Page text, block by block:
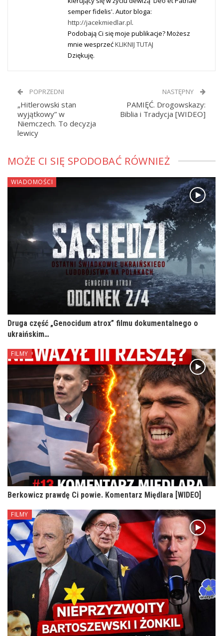
semper fidelis'. Autor bloga:
http://jacekmiedlar.pl.
Podobają Ci się moje publikacje? Możesz
mnie wesprzećKLIKNIJ TUTAJ
Dziękuję.
POPRZEDNI
„Hitlerowski stan
wyjątkowy” w
Niemczech. To decyzja
lewicy
NASTĘPNY
PAMIĘĆ. Drogowskazy:
Biblia i Tradycja [WIDEO]
MOŻE CI SIĘ SPODOBAĆ RÓWNIEŻ
WIADOMOŚCI
Druga część „Genocidum atrox” filmu dokumentalnego o
ukraińskim…
FILMY
Berkowicz prawdę Ci powie. Komentarz Międlara [WIDEO]
FILMY